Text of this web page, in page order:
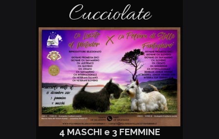
Cucciolate
4 MASCHI e 3 FEMMINE